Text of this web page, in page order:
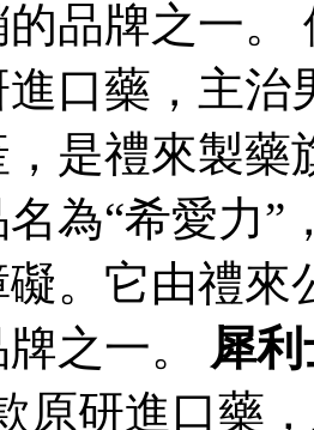
品牌之一。
口藥，主
是禮來製藥
為“希愛力”
。它由禮來
之一。 犀
原研進口藥